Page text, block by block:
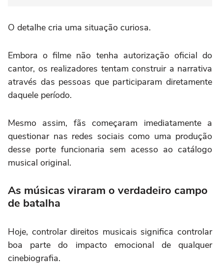
O detalhe cria uma situação curiosa.
Embora o filme não tenha autorização oficial do
cantor, os realizadores tentam construir a narrativa
através das pessoas que participaram diretamente
daquele período.
Mesmo assim, fãs começaram imediatamente a
questionar nas redes sociais como uma produção
desse porte funcionaria sem acesso ao catálogo
musical original.
As músicas viraram o verdadeiro campo
de batalha
Hoje, controlar direitos musicais significa controlar
boa parte do impacto emocional de qualquer
cinebiografia.